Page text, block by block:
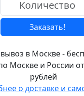
Заказать!
в Москве -
Москве и России
рублей
о доставке и